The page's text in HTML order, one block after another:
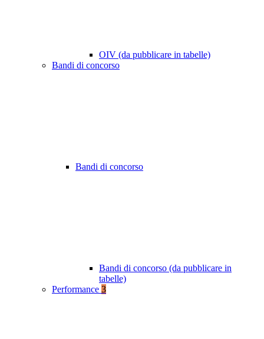
OIV (da pubblicare in tabelle)
Bandi di concorso
Bandi di concorso
Bandi di concorso (da pubblicare in
tabelle)
Performance 3